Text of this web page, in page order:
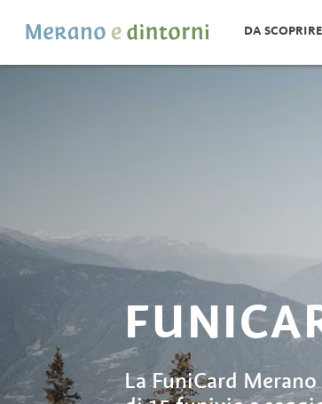
DA SCOPRIRE
La FuniCard